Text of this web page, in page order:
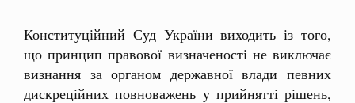
Конституційний Суд України виходить із того,
що принцип правової визначеності не виключає
визнання за органом державної влади певних
дискреційних повноважень у прийнятті рішень,